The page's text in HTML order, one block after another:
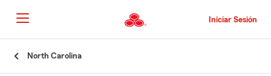
al
contenido
principal
Iniciar Sesión
North Carolina